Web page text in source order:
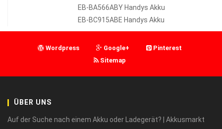
EB-BA566ABY Handys Akku
EB-BC915ABE Handys Akku
Wordpress Google+
Pinterest
Sitemap
ÜBER UNS
Auf der Suche nach einem Akku oder Ladegerät? | Akkusmarkt